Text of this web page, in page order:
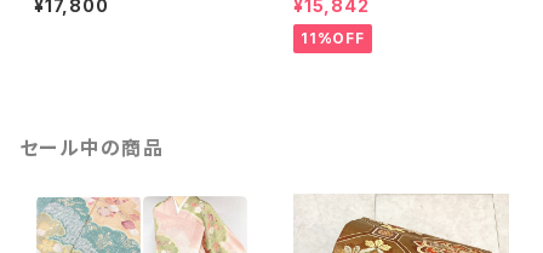
¥17,800
638
¥15,842
11%OFF
セール中の商品